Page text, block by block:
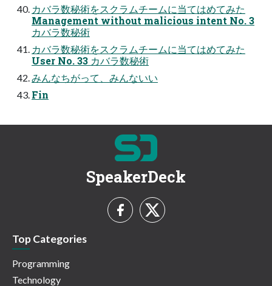
カバラ数秘術をスクラムチームに当てはめてみた
Management without malicious intent No. 3
カバラ数秘術
カバラ数秘術をスクラムチームに当てはめてみた
User No. 33 カバラ数秘術
みんなちがって、みんないい
Fin
SpeakerDeck
Top Categories
Programming
Technology